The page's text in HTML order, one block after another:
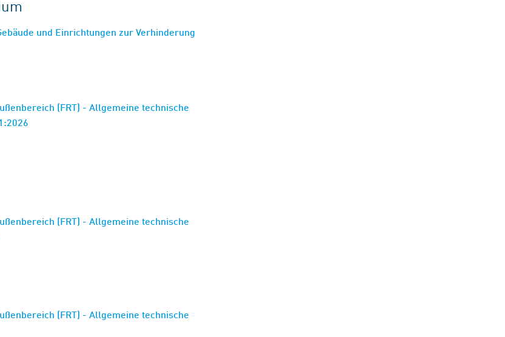
und Einrichtungen zur Verhinderung
(FRT) - Allgemeine technische
(FRT) - Allgemeine technische
(FRT) - Allgemeine technische